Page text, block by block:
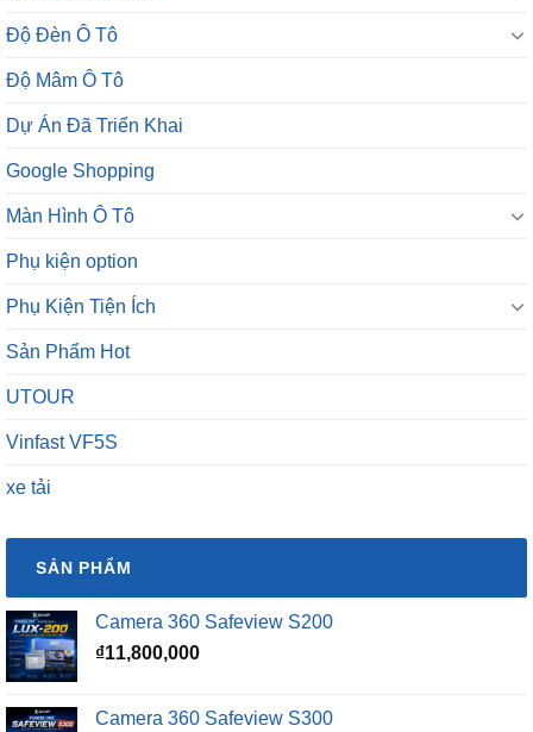
Độ Đèn Ô Tô
Độ Mâm Ô Tô
Dự Án Đã Triển Khai
Google Shopping
Màn Hình Ô Tô
Phụ kiện option
Phụ Kiện Tiện Ích
Sản Phẩm Hot
UTOUR
Vinfast VF5S
xe tải
SẢN PHẨM
Camera 360 Safeview S200
₫11,800,000
Camera 360 Safeview S300